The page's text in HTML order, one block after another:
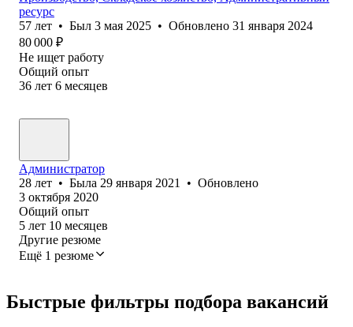
ресурс
57 лет • Был 3 мая 2025 • Обновлено 31 января 2024
80 000 ₽
Не ищет работу
Общий опыт
36 лет 6 месяцев
Администратор
28 лет • Была 29 января 2021 • Обновлено
3 октября 2020
Общий опыт
5 лет 10 месяцев
Другие резюме
Ещё 1 резюме
Быстрые фильтры подбора вакансий